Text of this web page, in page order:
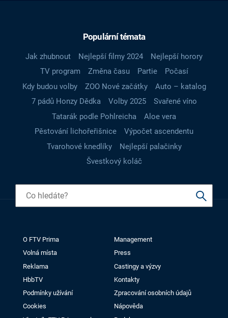
Populární témata
Jak zhubnout Nejlepší filmy 2024
Nejlepší horory
TV program
Změna času Partie
Počasí
Kdy budou volby
ZOO Nové začátky
Auto – katalog
7 pádů Honzy Dědka
Volby 2025
Svařené víno
Tatarák podle Pohlreicha
Aloe vera
Pěstování lichořeřišnice
Výpočet ascendentu
Tvarohové knedlíky
Nejlepší palačinky
Švestkový koláč
O FTV Prima
Management
Volná místa
Press
Reklama
Castingy a výzvy
HbbTV
Kontakty
Podmínky užívání
Zpracování osobních údajů
Cookies
Nápověda